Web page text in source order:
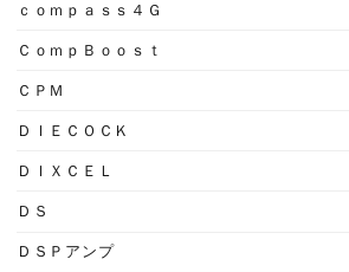
ｃｏｍｐａｓｓ４Ｇ
ＣｏｍｐＢｏｏｓｔ
ＣＰＭ
ＤＩＥＣＯＣＫ
ＤＩＸＣＥＬ
ＤＳ
ＤＳＰアンプ